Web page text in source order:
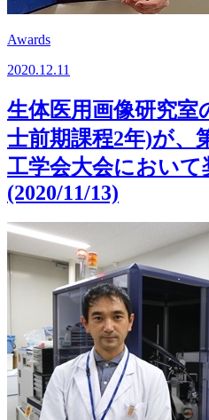
Awards
2020.12.11
生体医用画像研究室
士前期課程2年)が、
工学会大会において
(2020/11/13)